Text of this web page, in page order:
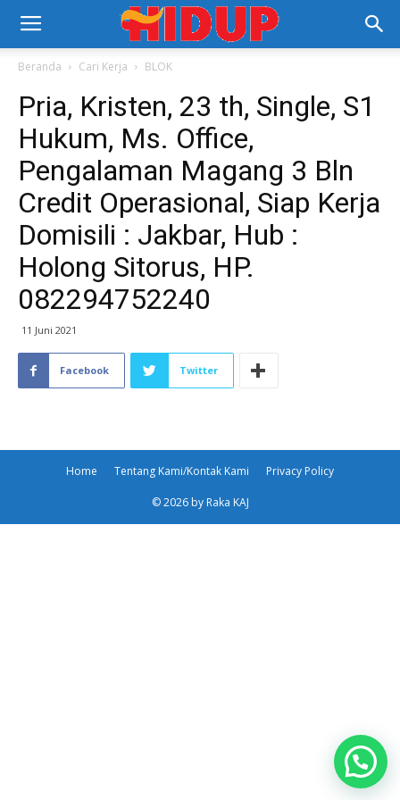
Beranda Cari Kerja BLOK
Pria, Kristen, 23 th, Single, S1
Hukum, Ms. Office,
Pengalaman Magang 3 Bln
Credit Operasional, Siap Kerja
Domisili : Jakbar, Hub :
Holong Sitorus, HP.
082294752240
11 Juni 2021
Facebook Twitter
Home Tentang Kami/Kontak Kami Privacy Policy
© 2026 by Raka KAJ